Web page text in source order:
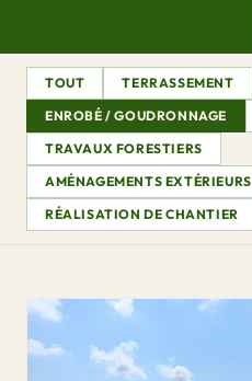
TOUT TERRASSEMENT
ENROBÉ / GOUDRONNAGE
TRAVAUX FORESTIERS
AMÉNAGEMENTS EXTÉRIEURS
RÉALISATION DE CHANTIER